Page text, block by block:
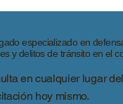
especializado en
y delitos de tránsito en el
en cualquier lugar
hoy mismo.